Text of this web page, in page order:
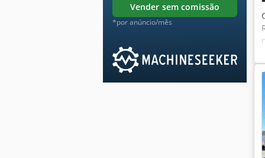
vender sem comissão
*por anúncio/mês